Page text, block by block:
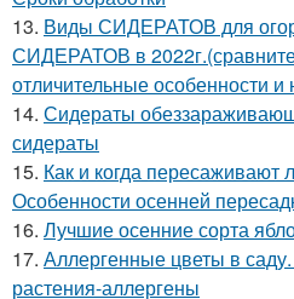
13. Виды СИДЕРАТОВ для
СИДЕРАТОВ в
отличительные особенности
14. Сидераты
сидераты
15. Как и когда пересаживают
Особенности осенней
16. Лучшие осенние сорта
17. Аллергенные цветы в
растения-аллергены